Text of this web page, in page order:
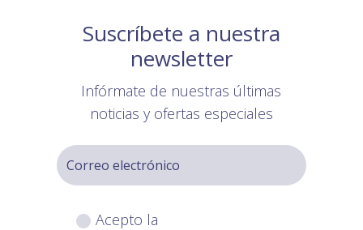
Suscríbete a nuestra
newsletter
Infórmate de nuestras últimas
noticias y ofertas especiales
Acepto la